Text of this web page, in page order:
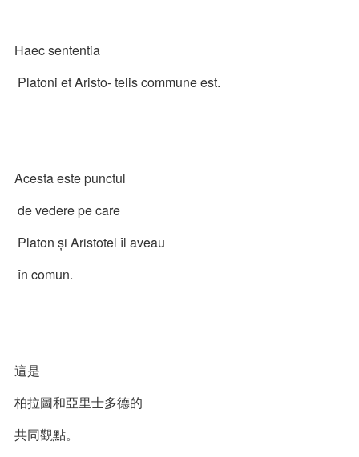
Haec sententia
Platoni et Aristo- telis commune est.
Acesta este punctul
de vedere pe care
Platon și Aristotel îl aveau
în comun.
這是
柏拉圖和亞里士多德的
共同觀點。